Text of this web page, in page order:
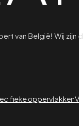
van België! Wij
oppervlakken